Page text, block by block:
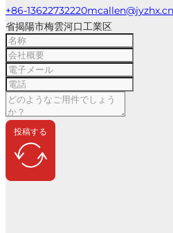
+86-13622732220mcallen@jyzhx.cn
省揭陽市梅雲河口工業区
投稿する